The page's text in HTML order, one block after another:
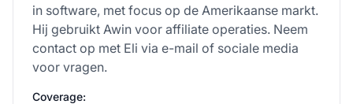
in software, met focus op de Amerikaanse markt.
Hij gebruikt Awin voor affiliate operaties. Neem
contact op met Eli via e-mail of sociale media
voor vragen.
Coverage: